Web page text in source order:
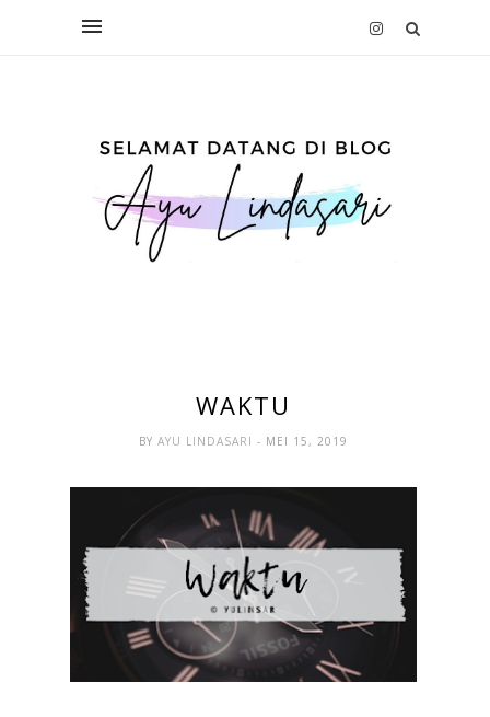
WAKTU
BY AYU LINDASARI - MEI 15, 2019